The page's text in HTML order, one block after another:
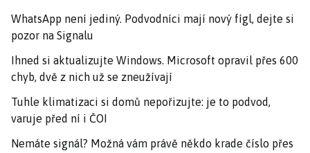
WhatsApp není jediný. Podvodníci mají nový fígl, dejte si
pozor na Signalu
Ihned si aktualizujte Windows. Microsoft opravil přes 600
chyb, dvě z nich už se zneužívají
Tuhle klimatizaci si domů nepořizujte: je to podvod,
varuje před ní i ČOI
Nemáte signál? Možná vám právě někdo krade číslo přes